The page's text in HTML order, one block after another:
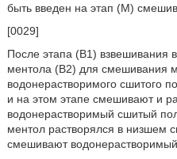
быть введен на этап (M)
[0029]
После этапа (B1) взвешивания
ментола (В2) для смешивания
водонерастворимого сшитого
и на этом этапе смешивают и
водонерастворимый сшитый
ментол растворялся в низшем
смешивают